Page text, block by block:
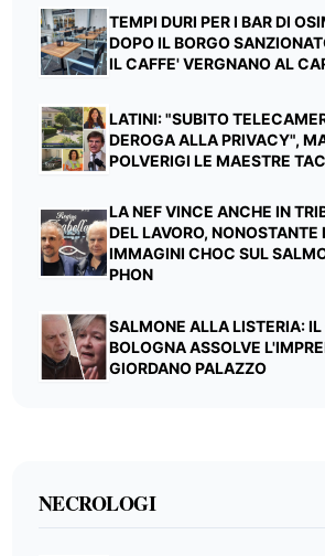
TEMPI DURI PER I BAR DI
DOPO IL BORGO
IL CAFFE' VERGNANO AL
LATINI: "SUBITO
DEROGA ALLA PRIVACY",
POLVERIGI LE MAESTRE
LA NEF VINCE ANCHE IN
DEL LAVORO, NONOSTANTE
IMMAGINI CHOC SUL
PHON
SALMONE ALLA LISTERIA: IL
BOLOGNA ASSOLVE
GIORDANO PALAZZO
NECROLOGI